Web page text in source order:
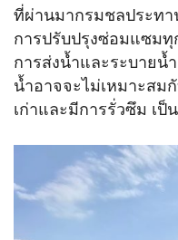
ที่ผ่านมากรมชลประท
การปรับปรุงซ่อมแซมทุ
การส่งน้ำและระบายน้
น้ำอาจจะไม่เหมาะสม
เก่าและมีการรั่วซึม เป็